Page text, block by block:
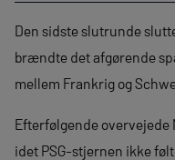
Den sidste slutrunde
brændte det afgørende
mellem Frankrig og
Efterfølgende overvejede
idet PSG-stjernen ikke